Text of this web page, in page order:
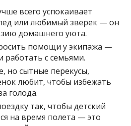
всего успокаивает
или любимый зверек — он
домашнего уюта.
помощи у экипажа —
работать с семьями.
но сытные перекусы,
любит, чтобы избежать
голода.
так, чтобы детский
на время полета — это